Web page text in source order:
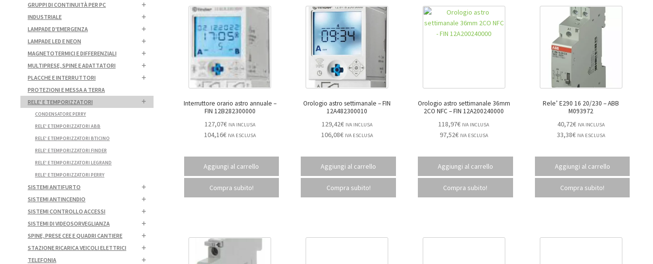
Interruttore orario astro annuale –
FIN 12B282300000
127,07€ IVA INCLUSA
104,16€ IVA ESCLUSA
Aggiungi al carrello
Compra subito!
Orologio astro settimanale – FIN
12A482300010
129,42€ IVA INCLUSA
106,08€ IVA ESCLUSA
Aggiungi al carrello
Compra subito!
Orologio astro settimanale 36mm
2CO NFC – FIN 12A200240000
118,97€ IVA INCLUSA
97,52€ IVA ESCLUSA
Aggiungi al carrello
Compra subito!
Rele’ E290 16 20/230 – ABB
M093972
40,72€ IVA INCLUSA
33,38€ IVA ESCLUSA
Aggiungi al carrello
Compra subito!
GRUPPI DI CONTINUITÀ PER PC
INDUSTRIALE
LAMPADE D'EMERGENZA
LAMPADE LED E NEON
MAGNETOTERMICI E DIFFERENZIALI
MULTIPRESE, SPINE E ADATTATORI
PLACCHE E INTERRUTTORI
PROTEZIONI E MESSA A TERRA
RELE' E TEMPORIZZATORI
CONDENSATORE PERRY
RELE' E TEMPORIZZATORI ABB
RELE' E TEMPORIZZATORI BTICINO
RELE' E TEMPORIZZATORI FINDER
RELE' E TEMPORIZZATORI LEGRAND
RELE' E TEMPORIZZATORI PERRY
SISTEMI ANTIFURTO
SISTEMI ANTINCENDIO
SISTEMI CONTROLLO ACCESSI
SISTEMI DI VIDEOSORVEGLIANZA
SPINE, PRESE CEE E QUADRI CANTIERE
STAZIONE RICARICA VEICOLI ELETTRICI
TELEFONIA